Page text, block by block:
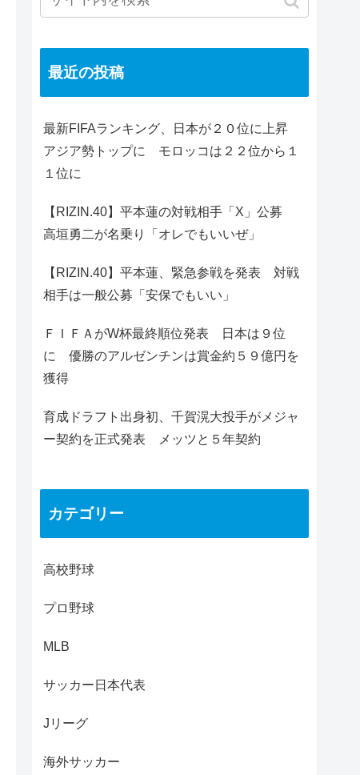
最近の投稿
最新FIFAランキング、日本が２０位に上昇
アジア勢トップに モロッコは２２位から１
１位に
【RIZIN.40】平本蓮の対戦相手「X」公募
高垣勇二が名乗り「オレでもいいぜ」
【RIZIN.40】平本蓮、緊急参戦を発表 対戦
相手は一般公募「安保でもいい」
ＦＩＦＡがW杯最終順位発表 日本は９位
に 優勝のアルゼンチンは賞金約５９億円を
獲得
育成ドラフト出身初、千賀滉大投手がメジャ
ー契約を正式発表 メッツと５年契約
カテゴリー
高校野球
プロ野球
MLB
サッカー日本代表
Jリーグ
海外サッカー